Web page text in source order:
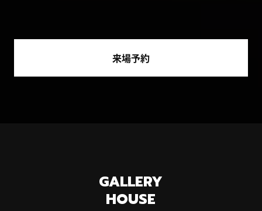
来場予約
GALLERY
HOUSE